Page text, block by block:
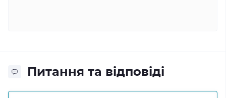
Питання та відповіді